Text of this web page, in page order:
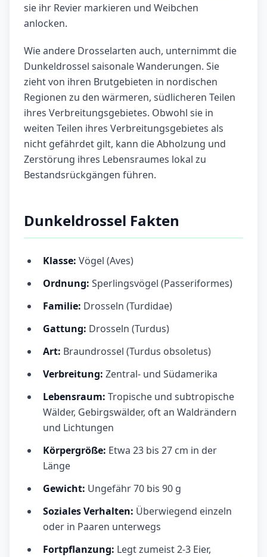
sie ihr Revier markieren und Weibchen
anlocken.
Wie andere Drosselarten auch, unternimmt die
Dunkeldrossel saisonale Wanderungen. Sie
zieht von ihren Brutgebieten in nordischen
Regionen zu den wärmeren, südlicheren Teilen
ihres Verbreitungsgebietes. Obwohl sie in
weiten Teilen ihres Verbreitungsgebietes als
nicht gefährdet gilt, kann die Abholzung und
Zerstörung ihres Lebensraumes lokal zu
Bestandsrückgängen führen.
Dunkeldrossel Fakten
Klasse: Vögel (Aves)
Ordnung: Sperlingsvögel (Passeriformes)
Familie: Drosseln (Turdidae)
Gattung: Drosseln (Turdus)
Art: Braundrossel (Turdus obsoletus)
Verbreitung: Zentral- und Südamerika
Lebensraum: Tropische und subtropische
Wälder, Gebirgswälder, oft an Waldrändern
und Lichtungen
Körpergröße: Etwa 23 bis 27 cm in der
Länge
Gewicht: Ungefähr 70 bis 90 g
Soziales Verhalten: Überwiegend einzeln
oder in Paaren unterwegs
Fortpflanzung: Legt zumeist 2-3 Eier,